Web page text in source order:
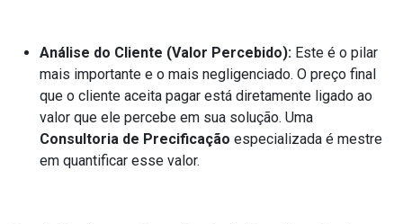
Análise do Cliente (Valor Percebido): Este é o pilar
mais importante e o mais negligenciado. O preço final
que o cliente aceita pagar está diretamente ligado ao
valor que ele percebe em sua solução. Uma
Consultoria de Precificação especializada é mestre
em quantificar esse valor.